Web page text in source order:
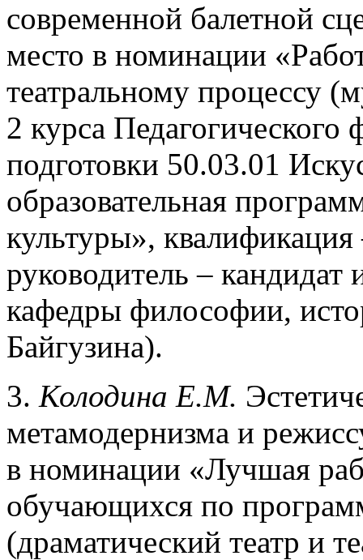
современной балетной
место в номинации
театральному процессу
2 курса Педагогического
подготовки 50.03.01
образовательная
культуры»,
руководитель – кандидат
кафедры философии,
Байгузина).
3. Колодина Е.М.
метамодернизма и
в номинации «Лучшая
обучающихся по
(драматический театр и